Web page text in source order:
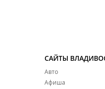
коробок в
прошёл финал
покататься на коньках
работать этой зимой для
САЙТЫ
Авто
Афиша